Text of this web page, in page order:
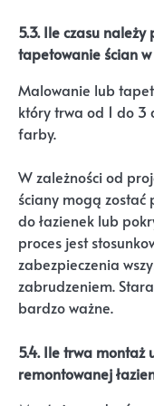
5.3. Ile czasu
tapetowanie ścian w
Malowanie lub
który trwa od 1 do 3
farby.
W zależności od
ściany mogą
do łazienek lub
proces jest
zabezpieczenia
zabrudzeniem.
bardzo ważne.
5.4. Ile trwa montaż
remontowanej